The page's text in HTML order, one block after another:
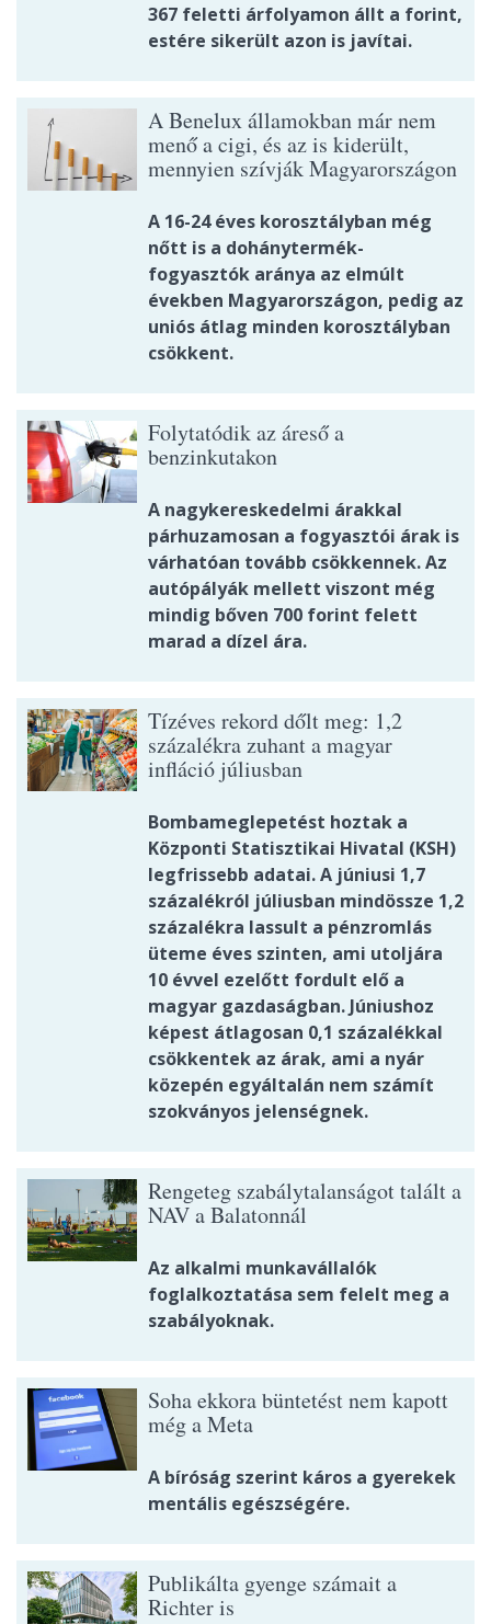
367 feletti árfolyamon állt a forint,
estére sikerült azon is javítai.
A Benelux államokban már nem
menő a cigi, és az is kiderült,
mennyien szívják Magyarországon
A 16-24 éves korosztályban még
nőtt is a dohánytermék-
fogyasztók aránya az elmúlt
években Magyarországon, pedig az
uniós átlag minden korosztályban
csökkent.
Folytatódik az áreső a
benzinkutakon
A nagykereskedelmi árakkal
párhuzamosan a fogyasztói árak is
várhatóan tovább csökkennek. Az
autópályák mellett viszont még
mindig bőven 700 forint felett
marad a dízel ára.
Tízéves rekord dőlt meg: 1,2
százalékra zuhant a magyar
infláció júliusban
Bombameglepetést hoztak a
Központi Statisztikai Hivatal (KSH)
legfrissebb adatai. A júniusi 1,7
százalékról júliusban mindössze 1,2
százalékra lassult a pénzromlás
üteme éves szinten, ami utoljára
10 évvel ezelőtt fordult elő a
magyar gazdaságban. Júniushoz
képest átlagosan 0,1 százalékkal
csökkentek az árak, ami a nyár
közepén egyáltalán nem számít
szokványos jelenségnek.
Rengeteg szabálytalanságot talált a
NAV a Balatonnál
Az alkalmi munkavállalók
foglalkoztatása sem felelt meg a
szabályoknak.
Soha ekkora büntetést nem kapott
még a Meta
A bíróság szerint káros a gyerekek
mentális egészségére.
Publikálta gyenge számait a
Richter is